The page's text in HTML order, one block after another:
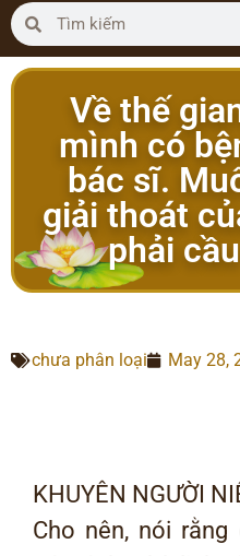
Về thế
mình có
bác sĩ.
giải thoát
phải
chưa phân loại May 28,
KHUYÊN NGƯỜI
Cho nên, nói